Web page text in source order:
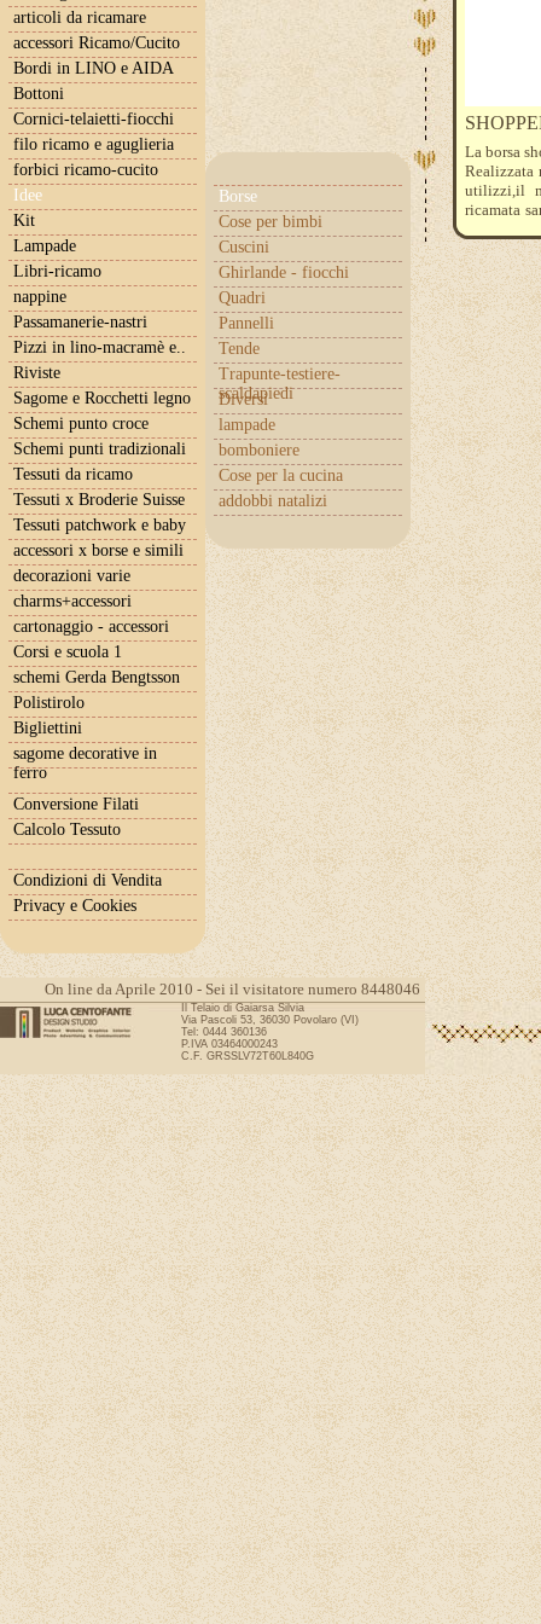
articoli da ricamare
accessori Ricamo/Cucito
Bordi in LINO e AIDA
Bottoni
Cornici-telaietti-fiocchi
filo ricamo e aguglieria
forbici ricamo-cucito
Idee
Borse
Cose per bimbi
Cuscini
Ghirlande - fiocchi
Quadri
Pannelli
Tende
Trapunte-testiere-
scaldapiedi
Diversi
lampade
bomboniere
Cose per la cucina
addobbi natalizi
Kit
Lampade
Libri-ricamo
nappine
Passamanerie-nastri
Pizzi in lino-macramè e..
Riviste
Sagome e Rocchetti legno
Schemi punto croce
Schemi punti tradizionali
Tessuti da ricamo
Tessuti x Broderie Suisse
Tessuti patchwork e baby
accessori x borse e simili
decorazioni varie
charms+accessori
cartonaggio - accessori
Corsi e scuola 1
schemi Gerda Bengtsson
Polistirolo
Bigliettini
sagome decorative in
ferro
Conversione Filati
Calcolo Tessuto
Condizioni di Vendita
Privacy e Cookies
La borsa
Realizzata
utilizzi,il
ricamata
On line da Aprile 2010 - Sei il visitatore numero 8448046
Il Telaio di Gaiarsa Silvia
Via Pascoli 53, 36030 Povolaro (VI)
Tel: 0444 360136
P.IVA 03464000243
C.F. GRSSLV72T60L840G